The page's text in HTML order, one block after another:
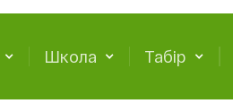
Школа Табір